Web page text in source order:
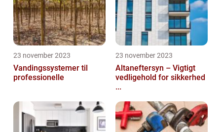
23 november 2023
Vandingssystemer til
professionelle
23 november 2023
Altaneftersyn – Vigtigt
vedligehold for sikkerhed
...